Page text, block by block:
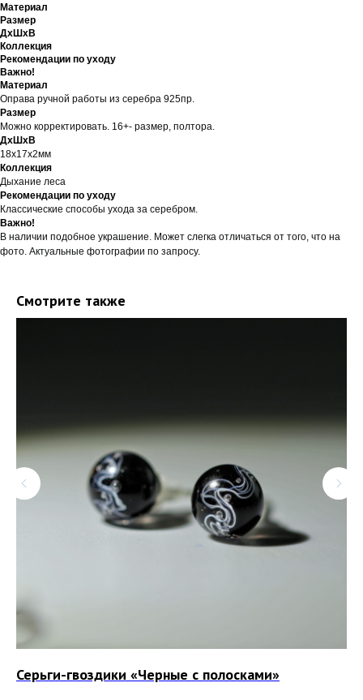
Материал
Размер
ДxШxВ
Коллекция
Рекомендации по уходу
Важно!
Материал
Оправа ручной работы из серебра 925пр.
Размер
Можно корректировать. 16+- размер, полтора.
ДxШxВ
18х17х2мм
Коллекция
Дыхание леса
Рекомендации по уходу
Классические способы ухода за серебром.
Важно!
В наличии подобное украшение. Может слегка отличаться от того, что на
фото. Актуальные фотографии по запросу.
Смотрите также
Серьги-гвоздики «Черные с полосками»